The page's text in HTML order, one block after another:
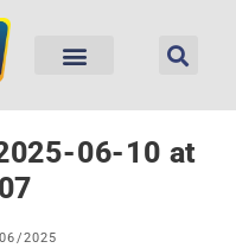
06-10 at
2025